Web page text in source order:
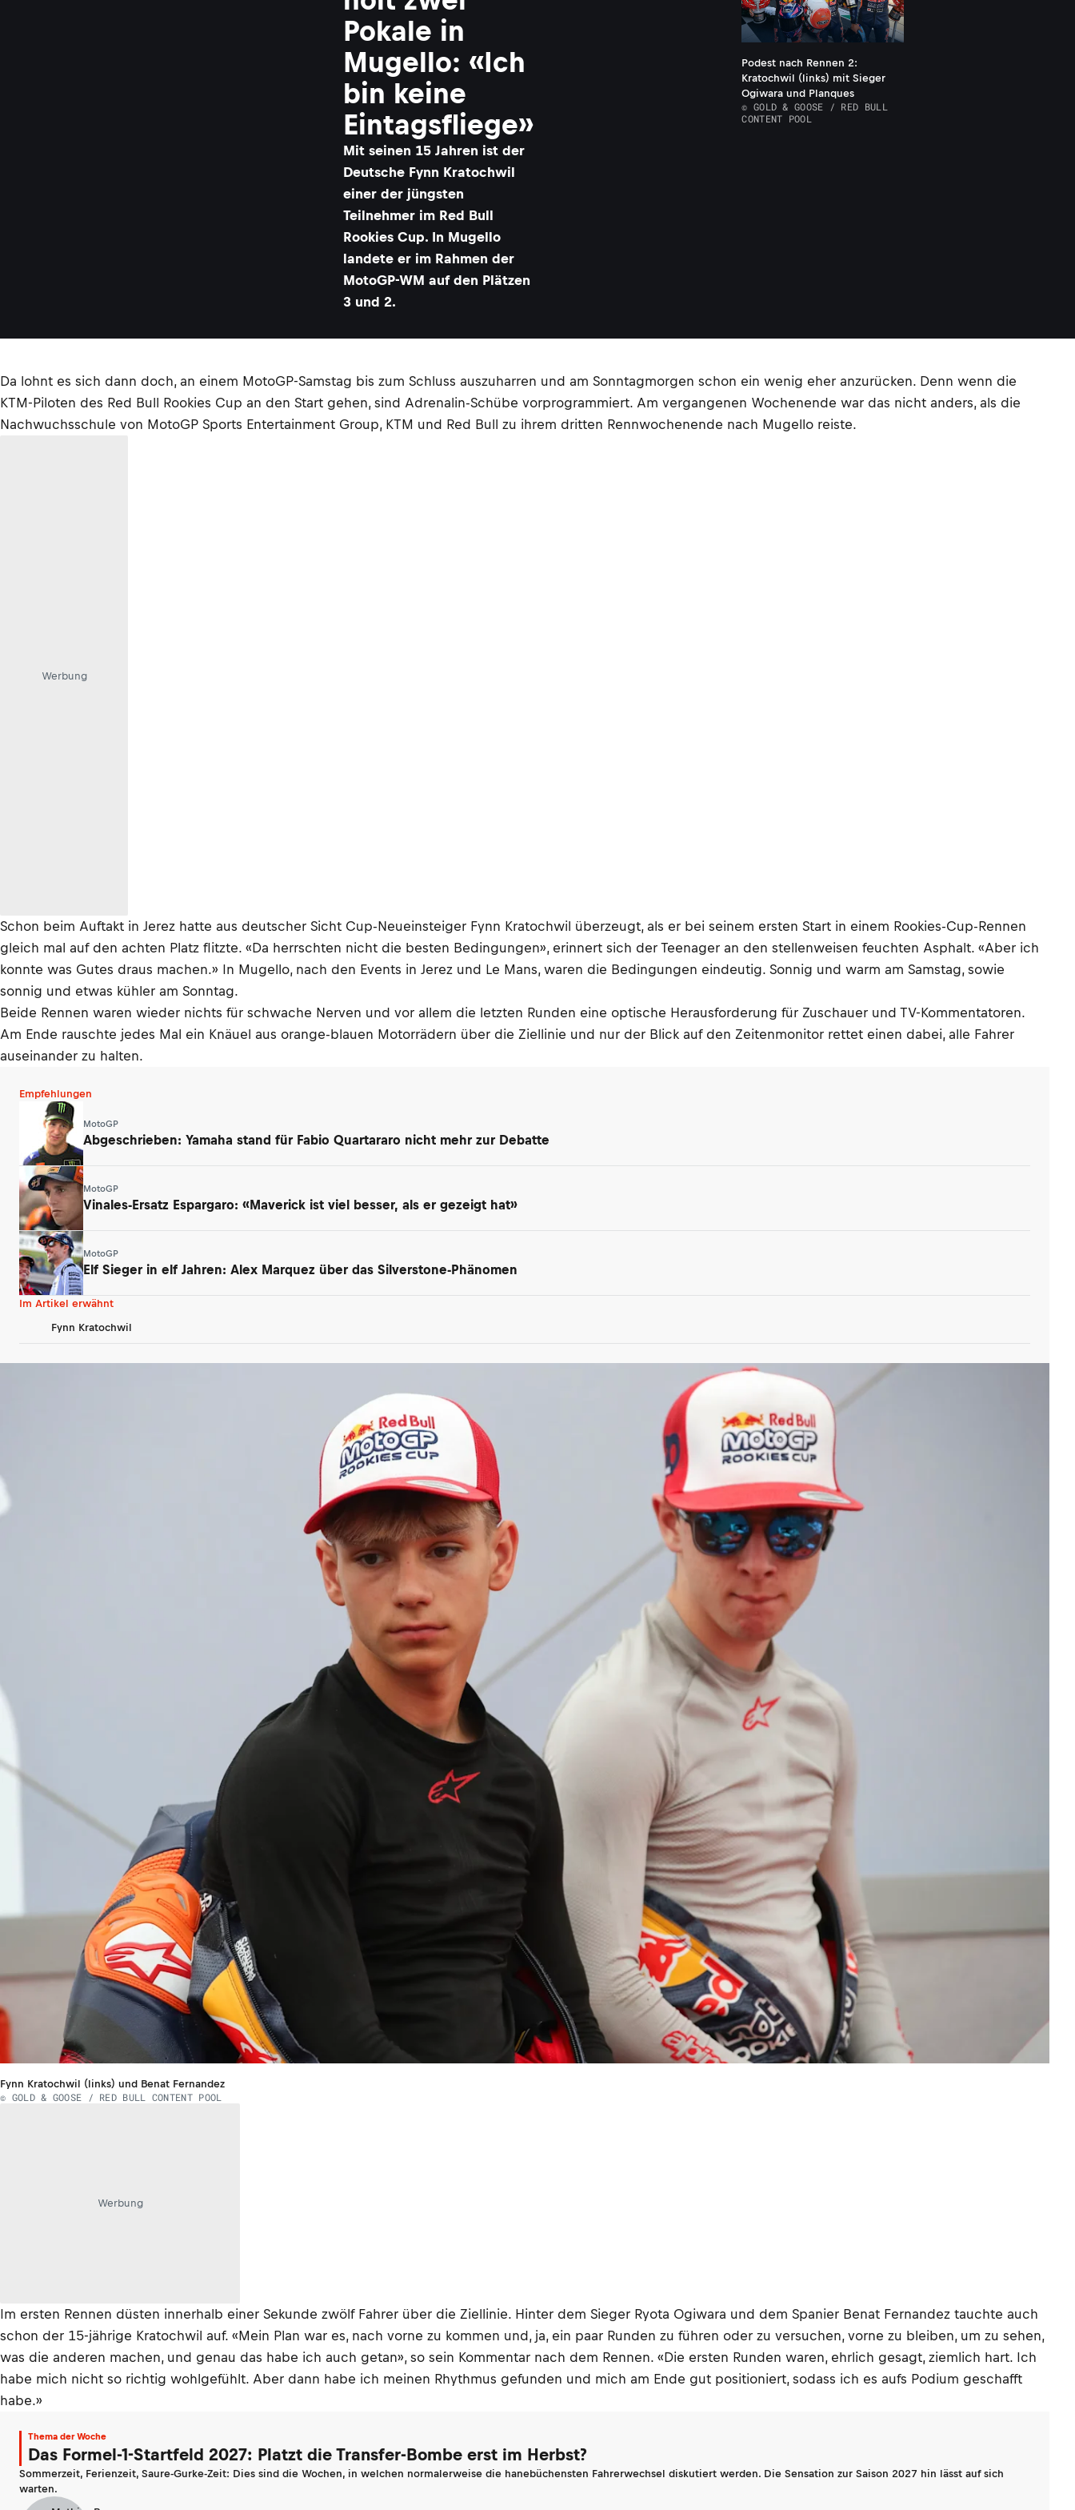
Pokale in
Mugello: «Ich
bin keine
Eintagsfliege»
Mit seinen 15 Jahren ist der
Deutsche Fynn Kratochwil
einer der jüngsten
Teilnehmer im Red Bull
Rookies Cup. In Mugello
landete er im Rahmen der
MotoGP-WM auf den Plätzen
3 und 2.
Podest nach Rennen 2:
Kratochwil (links) mit Sieger
Ogiwara und Planques
© GOLD & GOOSE / RED BULL
CONTENT POOL
Da lohnt es sich dann doch, an einem MotoGP-Samstag bis zum Schluss auszuharren und am Sonntagmorgen schon ein wenig eher anzurücken. Denn wenn die
KTM-Piloten des Red Bull Rookies Cup an den Start gehen, sind Adrenalin-Schübe vorprogrammiert. Am vergangenen Wochenende war das nicht anders, als die
Nachwuchsschule von MotoGP Sports Entertainment Group, KTM und Red Bull zu ihrem dritten Rennwochenende nach Mugello reiste.
Werbung
Schon beim Auftakt in Jerez hatte aus deutscher Sicht Cup-Neueinsteiger Fynn Kratochwil überzeugt, als er bei seinem ersten Start in einem Rookies-Cup-Rennen
gleich mal auf den achten Platz flitzte. «Da herrschten nicht die besten Bedingungen», erinnert sich der Teenager an den stellenweisen feuchten Asphalt. «Aber ich
konnte was Gutes draus machen.» In Mugello, nach den Events in Jerez und Le Mans, waren die Bedingungen eindeutig. Sonnig und warm am Samstag, sowie
sonnig und etwas kühler am Sonntag.
Beide Rennen waren wieder nichts für schwache Nerven und vor allem die letzten Runden eine optische Herausforderung für Zuschauer und TV-Kommentatoren.
Am Ende rauschte jedes Mal ein Knäuel aus orange-blauen Motorrädern über die Ziellinie und nur der Blick auf den Zeitenmonitor rettet einen dabei, alle Fahrer
auseinander zu halten.
Empfehlungen
MotoGP
Abgeschrieben: Yamaha stand für Fabio Quartararo nicht mehr zur Debatte
MotoGP
Vinales-Ersatz Espargaro: «Maverick ist viel besser, als er gezeigt hat»
MotoGP
Elf Sieger in elf Jahren: Alex Marquez über das Silverstone-Phänomen
Im Artikel erwähnt
Fynn Kratochwil
Fynn Kratochwil (links) und Benat Fernandez
© GOLD & GOOSE / RED BULL CONTENT POOL
Werbung
Im ersten Rennen düsten innerhalb einer Sekunde zwölf Fahrer über die Ziellinie. Hinter dem Sieger Ryota Ogiwara und dem Spanier Benat Fernandez tauchte auch
schon der 15-jährige Kratochwil auf. «Mein Plan war es, nach vorne zu kommen und, ja, ein paar Runden zu führen oder zu versuchen, vorne zu bleiben, um zu sehen,
was die anderen machen, und genau das habe ich auch getan», so sein Kommentar nach dem Rennen. «Die ersten Runden waren, ehrlich gesagt, ziemlich hart. Ich
habe mich nicht so richtig wohlgefühlt. Aber dann habe ich meinen Rhythmus gefunden und mich am Ende gut positioniert, sodass ich es aufs Podium geschafft
habe.»
Thema der Woche
Das Formel-1-Startfeld 2027: Platzt die Transfer-Bombe erst im Herbst?
Sommerzeit, Ferienzeit, Saure-Gurke-Zeit: Dies sind die Wochen, in welchen normalerweise die hanebüchensten Fahrerwechsel diskutiert werden. Die Sensation zur Saison 2027 hin lässt auf sich
warten.